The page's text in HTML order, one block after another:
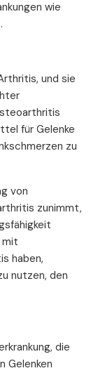
wie
und sie
für Gelenke
zu
von
zunimmt,
mit
haben,
nutzen, den
die
Gelenken